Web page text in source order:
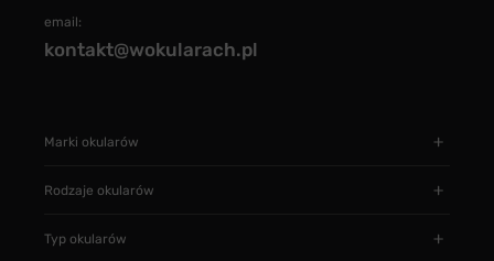
email:
kontakt@wokularach.pl
Marki okularów
Rodzaje okularów
Typ okularów